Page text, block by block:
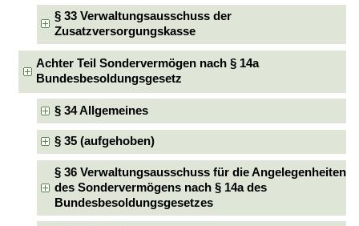
§ 33 Verwaltungsausschuss der
Zusatzversorgungskasse
Achter Teil Sondervermögen nach § 14a
Bundesbesoldungsgesetz
§ 34 Allgemeines
§ 35 (aufgehoben)
§ 36 Verwaltungsausschuss für die Angelegenheiten
des Sondervermögens nach § 14a des
Bundesbesoldungsgesetzes